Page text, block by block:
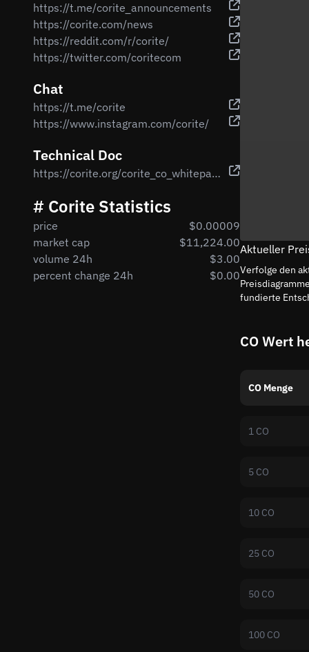
https://t.me/corite_announcements
https://corite.com/news
https://reddit.com/r/corite/
https://twitter.com/coritecom
Chat
https://t.me/corite
https://www.instagram.com/corite/
Technical Doc
https://corite.org/corite_co_whitepaper
# Corite Statistics
price
$0.00009
market cap
$11,224.00
volume 24h
$3.00
percent change 24h
$0.00
Aktueller
Verfolge den
fundierte
CO Wert
CO Menge
1 CO
5 CO
10 CO
25 CO
50 CO
100 CO